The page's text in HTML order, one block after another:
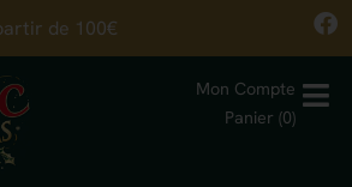
de 100€
Mon Compte
Panier (0)